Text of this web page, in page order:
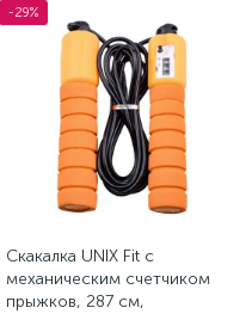
-29%
Скакалка UNIX Fit с
механическим счетчиком
прыжков, 287 см,